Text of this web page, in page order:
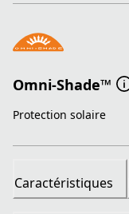
Omni-Shade™
Protection solaire
Caractéristiques